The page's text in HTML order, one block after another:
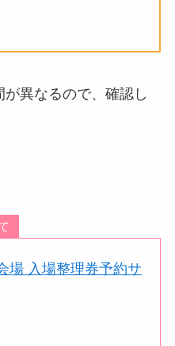
異なるので、確認し
場 入場整理券予約サ